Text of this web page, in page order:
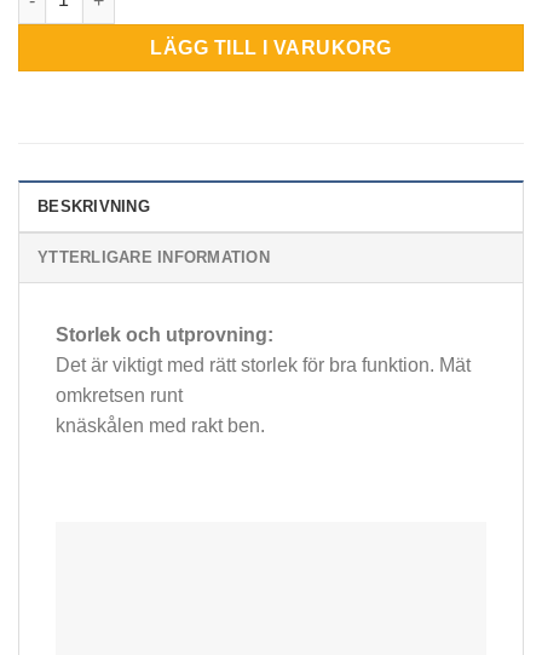
LÄGG TILL I VARUKORG
BESKRIVNING
YTTERLIGARE INFORMATION
Storlek och utprovning:
Det är viktigt med rätt storlek för bra funktion. Mät
omkretsen runt
knäskålen med rakt ben.